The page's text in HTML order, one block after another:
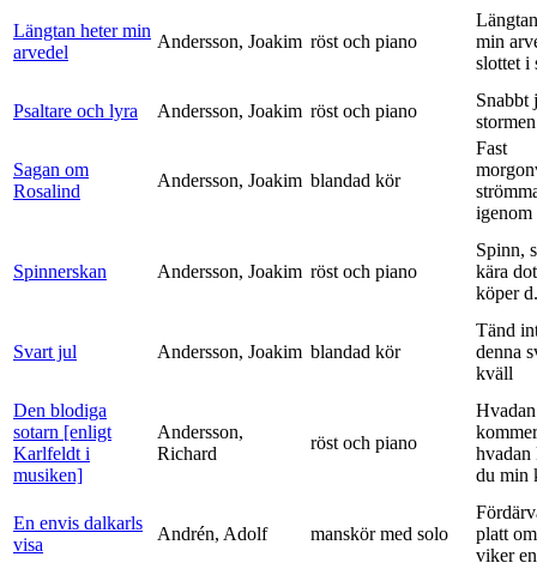
Längtan heter min
arvedel
Andersson, Joakim röst och piano
min
slottet i
Psaltare och lyra Andersson, Joakim röst och piano
Snabbt
Sagan om
Rosalind
Andersson, Joakim blandad kör
Fast
igenom
Spinnerskan Andersson, Joakim röst och piano
Spinn,
kära
köper
Svart jul Andersson, Joakim blandad kör
Tänd
denna
kväll
Den blodiga
sotarn [enligt
Karlfeldt i
musiken]
Andersson,
Richard
röst och piano
Hvadan
hvadan
du min
En envis dalkarls
visa
Andrén, Adolf manskör med solo
platt
viker